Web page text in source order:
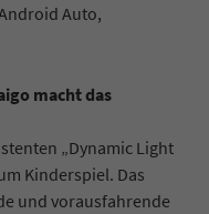
Auto,
macht das
„Dynamic Light
Kinderspiel. Das
und vorausfahrende